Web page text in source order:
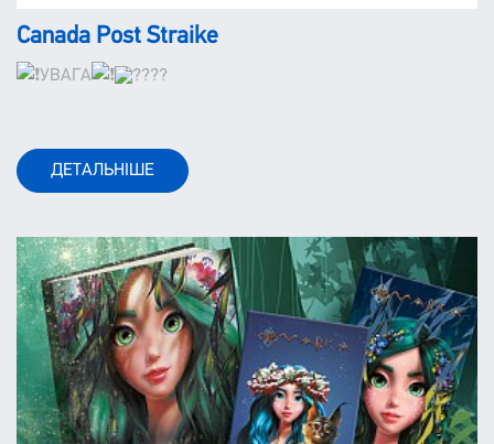
Canada Post Straike
УВАГА
ДЕТАЛЬНІШЕ